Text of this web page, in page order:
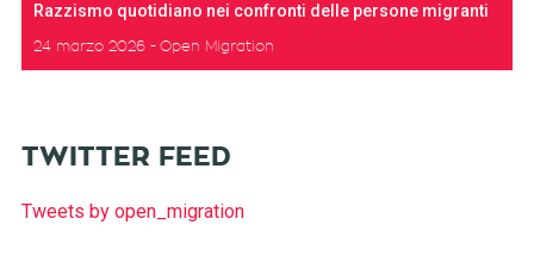
Razzismo quotidiano nei confronti delle persone migranti
24 marzo 2026 Open Migration
TWITTER FEED
Tweets by open_migration